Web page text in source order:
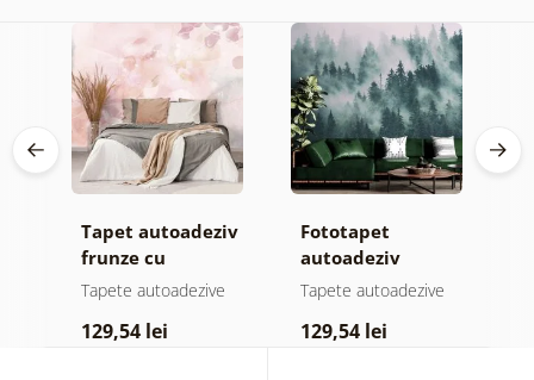
Tapet autoadeziv
frunze cu
atingere
Tapete autoadezive
129,54 lei
Fototapet
autoadeziv
pădure în ceață
Tapete autoadezive
129,54 lei